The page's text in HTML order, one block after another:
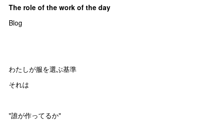
The role of the work of the day
Blog
わたしが服を選ぶ基準
それは
"誰が作ってるか"